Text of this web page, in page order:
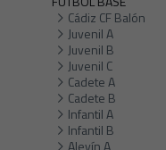
Cádiz CF Balón
Juvenil A
Juvenil B
Juvenil C
Cadete A
Cadete B
Infantil A
Infantil B
Alevín A